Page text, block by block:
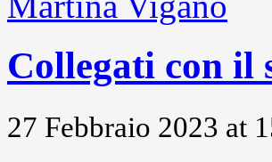
Collegati con il
27 Febbraio 2023 at